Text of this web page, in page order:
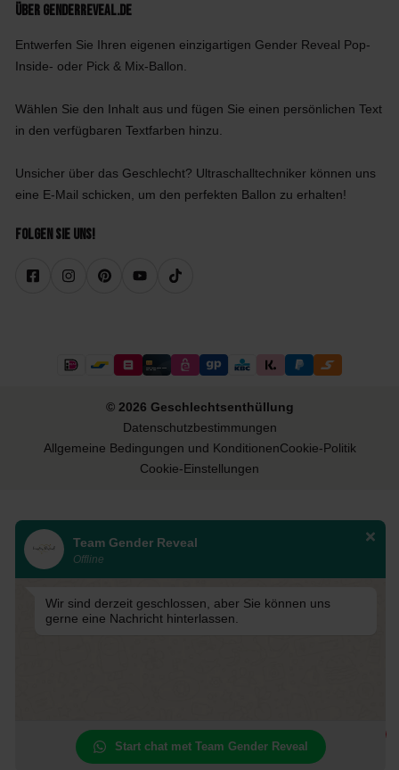
Über GenderReveal.de
Entwerfen Sie Ihren eigenen einzigartigen Gender Reveal Pop-
Inside- oder Pick & Mix-Ballon.
Wählen Sie den Inhalt aus und fügen Sie einen persönlichen Text
in den verfügbaren Textfarben hinzu.
Unsicher über das Geschlecht? Ultraschalltechniker können uns
eine E-Mail schicken, um den perfekten Ballon zu erhalten!
Folgen Sie uns!
© 2026 Geschlechtsenthüllung
Datenschutzbestimmungen
Allgemeine Bedingungen und KonditionenCookie-Politik
Cookie-Einstellungen
Team Gender Reveal
Offline
Wir sind derzeit geschlossen, aber Sie können uns
gerne eine Nachricht hinterlassen.
Start chat met Team Gender Reveal